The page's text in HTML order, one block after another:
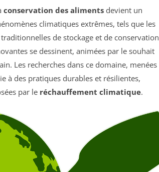
conservation des aliments devient un
climatiques extrêmes, tels que les
de stockage et de conservation
se dessinent, animées par le souhait
Les recherches dans ce domaine, menées
à des pratiques durables et résilientes,
par le réchauffement climatique.